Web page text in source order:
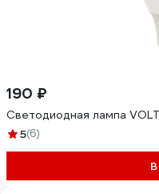
190 ₽
Светодиодная лампа
5(6)